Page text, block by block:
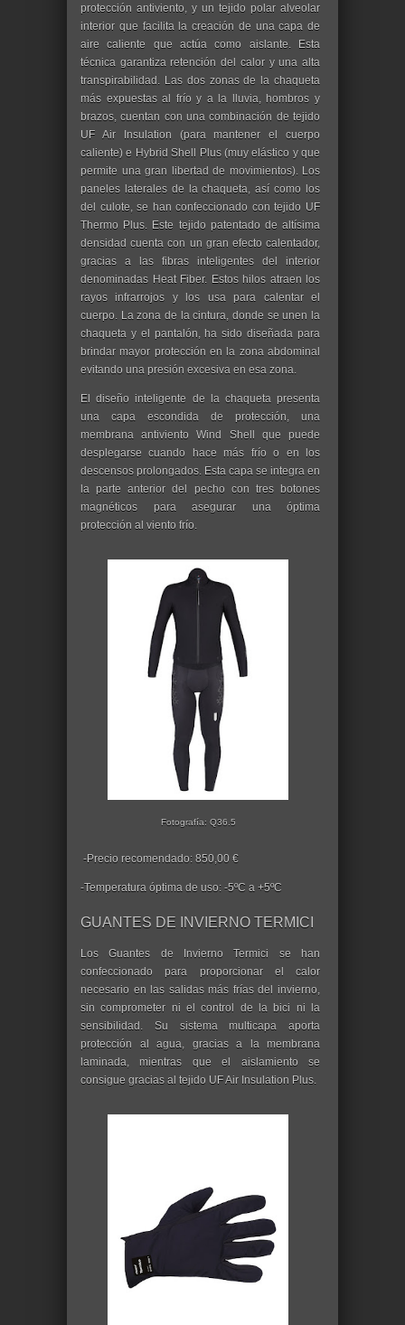
protección antiviento, y un tejido polar alveolar
interior que facilita la creación de una capa de
aire caliente que actúa como aislante. Esta
técnica garantiza retención del calor y una alta
transpirabilidad. Las dos zonas de la chaqueta
más expuestas al frío y a la lluvia, hombros y
brazos, cuentan con una combinación de tejido
UF Air Insulation (para mantener el cuerpo
caliente) e Hybrid Shell Plus (muy elástico y que
permite una gran libertad de movimientos). Los
paneles laterales de la chaqueta, así como los
del culote, se han confeccionado con tejido UF
Thermo Plus. Este tejido patentado de altísima
densidad cuenta con un gran efecto calentador,
gracias a las fibras inteligentes del interior
denominadas Heat Fiber. Estos hilos atraen los
rayos infrarrojos y los usa para calentar el
cuerpo. La zona de la cintura, donde se unen la
chaqueta y el pantalón, ha sido diseñada para
brindar mayor protección en la zona abdominal
evitando una presión excesiva en esa zona.
El diseño inteligente de la chaqueta presenta
una capa escondida de protección, una
membrana antiviento Wind Shell que puede
desplegarse cuando hace más frío o en los
descensos prolongados. Esta capa se integra en
la parte anterior del pecho con tres botones
magnéticos para asegurar una óptima
protección al viento frío.
Fotografía: Q36.5
-Precio recomendado: 850,00 €
-Temperatura óptima de uso: -5ºC a +5ºC
GUANTES DE INVIERNO TERMICI
Los Guantes de Invierno Termici se han
confeccionado para proporcionar el calor
necesario en las salidas más frías del invierno,
sin comprometer ni el control de la bici ni la
sensibilidad. Su sistema multicapa aporta
protección al agua, gracias a la membrana
laminada, mientras que el aislamiento se
consigue gracias al tejido UF Air Insulation Plus.